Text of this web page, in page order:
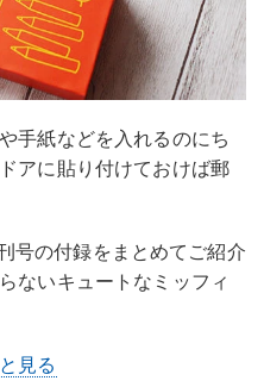
手紙などを入れるのにち
アに貼り付けておけば郵
号の付録をまとめてご紹介
ないキュートなミッフィ
見る